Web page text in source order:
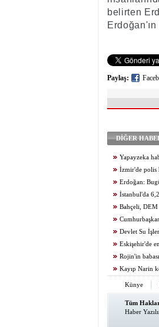
belirten
Paylaş:
DİĞER
Yapayzeka
İzmir'de polis
Erdoğan:
belası bitiş
İstanbul'da
Bahçeli, DEM
Devlet Su
Eskişehir'de
Rojin'in
Kayıp Narin
Künye
Tüm
Haber